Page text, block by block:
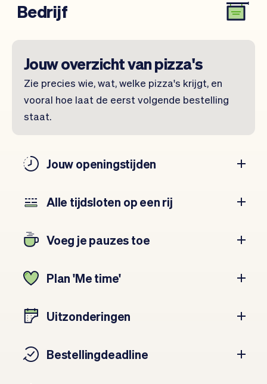
Bedrijf
Jouw overzicht van pizza's
Zie precies wie, wat, welke pizza's krijgt, en
vooral hoe laat de eerst volgende bestelling
staat.
Jouw openingstijden
Alle tijdsloten op een rij
Voeg je pauzes toe
Plan 'Me time'
Uitzonderingen
Bestellingdeadline